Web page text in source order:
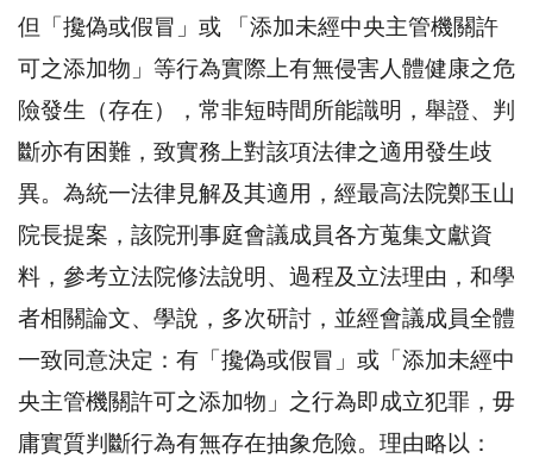
但「攙偽或假冒」或 「添加未經中央主管機關許
可之添加物」等行為實際上有無侵害人體健康之危
險發生（存在），常非短時間所能識明，舉證、判
斷亦有困難，致實務上對該項法律之適用發生歧
異。為統一法律見解及其適用，經最高法院鄭玉山
院長提案，該院刑事庭會議成員各方蒐集文獻資
料，參考立法院修法說明、過程及立法理由，和學
者相關論文、學說，多次研討，並經會議成員全體
一致同意決定：有「攙偽或假冒」或「添加未經中
央主管機關許可之添加物」之行為即成立犯罪，毋
庸實質判斷行為有無存在抽象危險。理由略以：